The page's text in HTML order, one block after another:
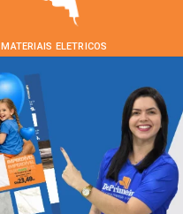
MATERIAIS ELETRICOS